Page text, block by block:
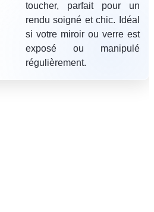
toucher, parfait pour un
rendu soigné et chic. Idéal
si votre miroir ou verre est
exposé ou manipulé
régulièrement.